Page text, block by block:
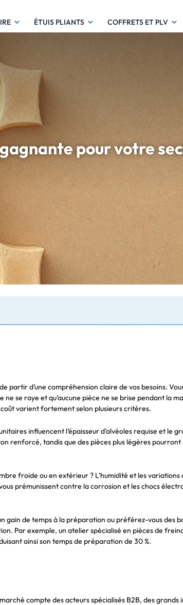
ÉTUIS PLIANTS COFFRETS ET PLV
pour votre
partir d’une compréhension claire de vos besoins.
se raye et qu’aucune pièce ne se brise pendant la
varient fortement selon plusieurs critères.
influencent l’épaisseur d’alvéoles requise et le
tandis que des pièces plus légères pourront
froide ou en extérieur ? L’humidité et les
prémunissent contre la corrosion et les chocs
gain de temps à la préparation ou préférez-vous des
Par exemple, un atelier spécialisé en pièces de
ainsi son temps de préparation de 30 %.
compte des acteurs spécialisés B2B, des